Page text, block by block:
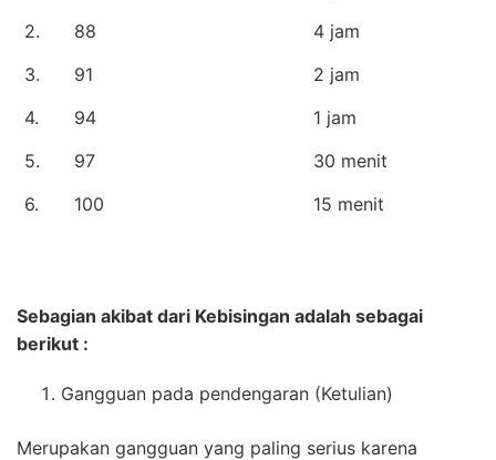
2.
88
4 jam
3.
91
2 jam
4.
94
1 jam
5.
97
30 menit
6.
100 15 menit
Sebagian akibat dari Kebisingan adalah sebagai
berikut :
Gangguan pada pendengaran (Ketulian)
Merupakan gangguan yang paling serius karena